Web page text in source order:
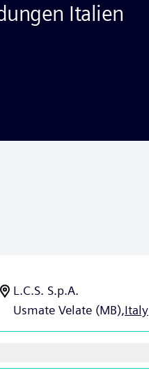
Italien
L.C.S. S.p.A.
Usmate Velate (MB),Italy